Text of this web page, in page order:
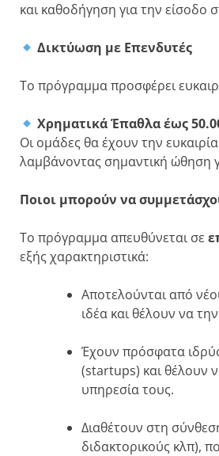
και καθοδήγηση για την είσοδο
Δικτύωση με Επενδυτές
Το πρόγραμμα προσφέρει
Χρηματικά Έπαθλα έως
Οι ομάδες θα έχουν την
λαμβάνοντας σημαντική ώθηση
Ποιοι μπορούν να
Το πρόγραμμα απευθύνεται σε
εξής χαρακτηριστικά:
Αποτελούνται από
ιδέα και θέλουν να
Έχουν πρόσφατα
(startups) και θέλουν
υπηρεσία τους.
Διαθέτουν στη
διδακτορικούς κλπ),